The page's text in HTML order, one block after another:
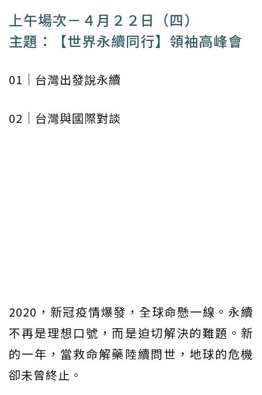
上午場次－４月２２日（四）
主題：【世界永續同行】領袖高峰會
01｜台灣出發說永續
02｜台灣與國際對談
2020，新冠疫情爆發，全球命懸一線。永續
不再是理想口號，而是迫切解決的難題。新
的一年，當救命解藥陸續問世，地球的危機
卻未曾終止。